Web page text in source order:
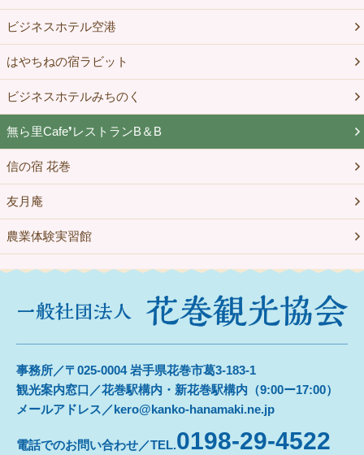
ビジネスホテル空港
はやちねの宿ラビット
ビジネスホテルみちのく
無ら里Cafe❜レストランB＆B
信の宿 花巻
友月庵
農業体験実習館
事務所／〒025-0004 岩手県花巻市葛3-183-1
観光案内窓口／花巻駅構内・新花巻駅構内（9:00ー17:00）
メールアドレス／kero@kanko-hanamaki.ne.jp
電話でのお問い合わせ／TEL.0198-29-4522